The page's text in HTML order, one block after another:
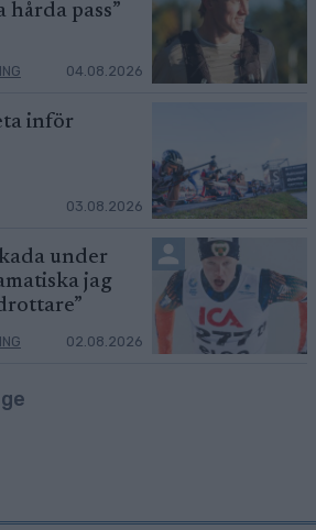
hårda pass”
04.08.2026
inför
03.08.2026
under
jag
02.08.2026